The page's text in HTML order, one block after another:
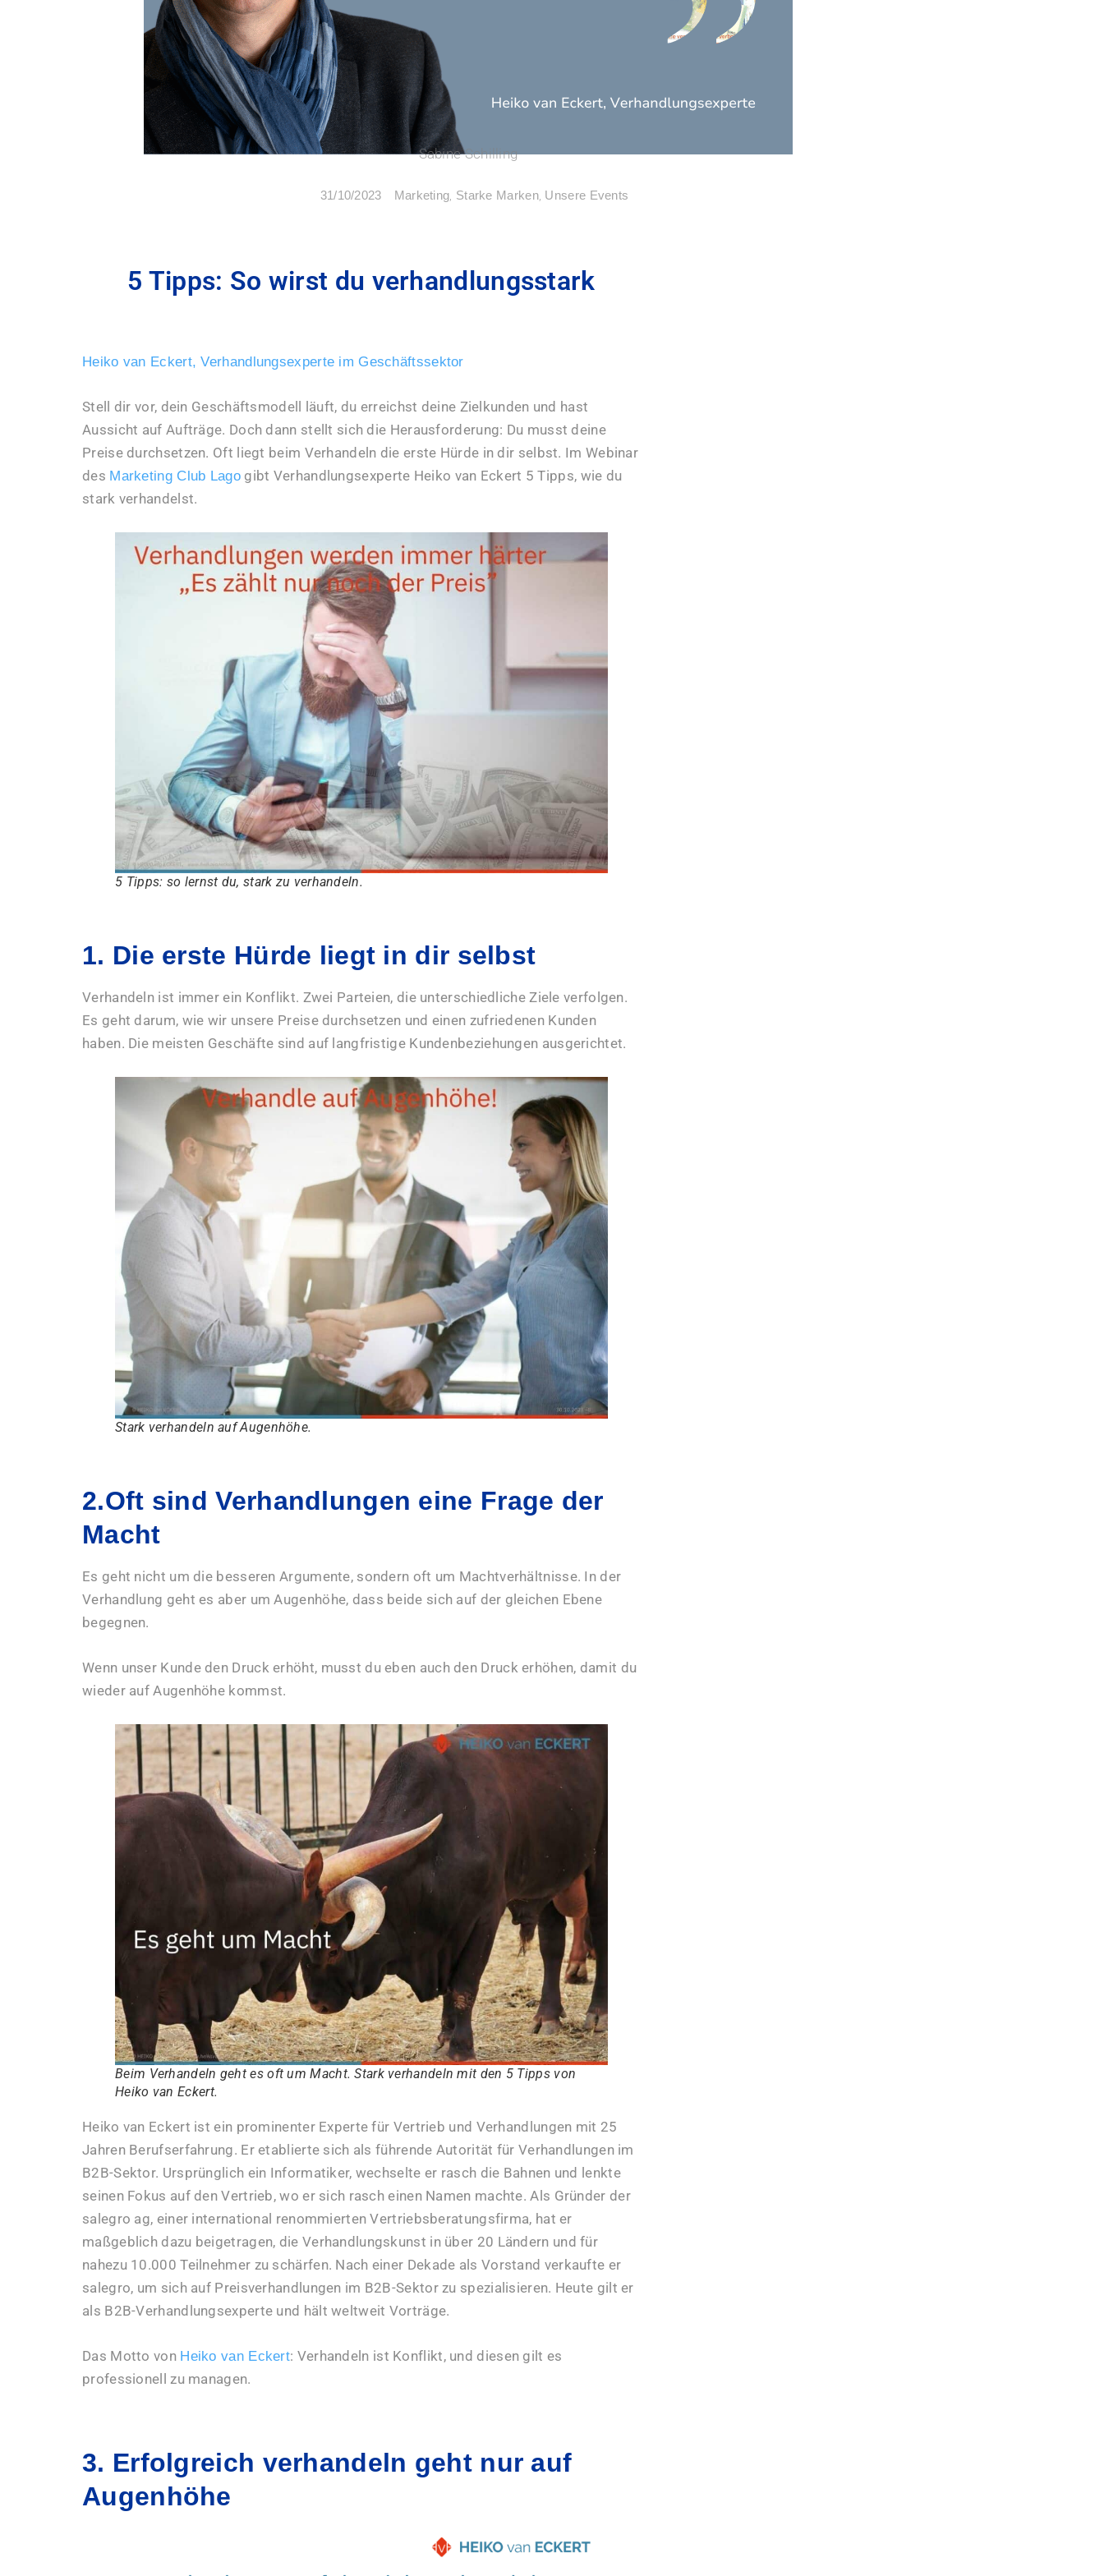
Sabine Schilling
31/10/2023 Marketing, Starke Marken, Unsere Events
5 Tipps: So wirst du verhandlungsstark
Heiko van Eckert, Verhandlungsexperte im Geschäftssektor
Stell dir vor, dein Geschäftsmodell läuft, du erreichst deine Zielkunden und hast
Aussicht auf Aufträge. Doch dann stellt sich die Herausforderung: Du musst deine
Preise durchsetzen. Oft liegt beim Verhandeln die erste Hürde in dir selbst. Im Webinar
des Marketing Club Lagogibt Verhandlungsexperte Heiko van Eckert 5 Tipps, wie du
stark verhandelst.
5 Tipps: so lernst du, stark zu verhandeln.
1. Die erste Hürde liegt in dir selbst
Verhandeln ist immer ein Konflikt. Zwei Parteien, die unterschiedliche Ziele verfolgen.
Es geht darum, wie wir unsere Preise durchsetzen und einen zufriedenen Kunden
haben. Die meisten Geschäfte sind auf langfristige Kundenbeziehungen ausgerichtet.
Stark verhandeln auf Augenhöhe.
2.Oft sind Verhandlungen eine Frage der
Macht
Es geht nicht um die besseren Argumente, sondern oft um Machtverhältnisse. In der
Verhandlung geht es aber um Augenhöhe, dass beide sich auf der gleichen Ebene
begegnen.
Wenn unser Kunde den Druck erhöht, musst du eben auch den Druck erhöhen, damit du
wieder auf Augenhöhe kommst.
Beim Verhandeln geht es oft um Macht. Stark verhandeln mit den 5 Tipps von
Heiko van Eckert.
Heiko van Eckert ist ein prominenter Experte für Vertrieb und Verhandlungen mit 25
Jahren Berufserfahrung. Er etablierte sich als führende Autorität für Verhandlungen im
B2B-Sektor. Ursprünglich ein Informatiker, wechselte er rasch die Bahnen und lenkte
seinen Fokus auf den Vertrieb, wo er sich rasch einen Namen machte. Als Gründer der
salegro ag, einer international renommierten Vertriebsberatungsfirma, hat er
maßgeblich dazu beigetragen, die Verhandlungskunst in über 20 Ländern und für
nahezu 10.000 Teilnehmer zu schärfen. Nach einer Dekade als Vorstand verkaufte er
salegro, um sich auf Preisverhandlungen im B2B-Sektor zu spezialisieren. Heute gilt er
als B2B-Verhandlungsexperte und hält weltweit Vorträge.
Das Motto von Heiko van Eckert: Verhandeln ist Konflikt, und diesen gilt es
professionell zu managen.
3. Erfolgreich verhandeln geht nur auf
Augenhöhe